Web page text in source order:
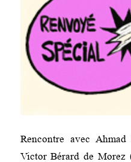
Rencontre avec
Victor Bérard de Morez